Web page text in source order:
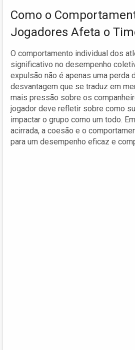
Como o
Jogadores Afeta o
O comportamento individual dos
significativo no desempenho
expulsão não é apenas uma perda
desvantagem que se traduz em
mais pressão sobre os
jogador deve refletir sobre como
impactar o grupo como um todo.
acirrada, a coesão e o
para um desempenho eficaz e